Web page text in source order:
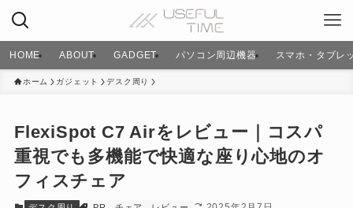
HOME ABOUT GADGET パソコン周辺機器 スマホ・タブレ
ホーム ガジェット デスク周り
FlexiSpot C7 Airをレビュー｜コスパ
重視でも多機能で快適な座り心地のオ
フィスチェア